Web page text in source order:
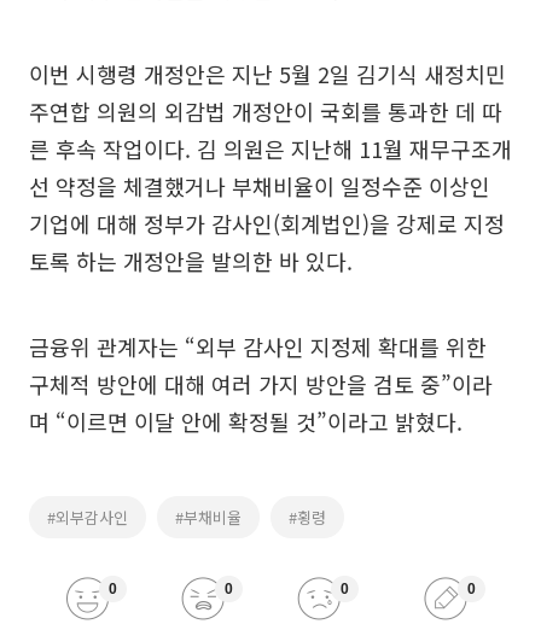
이번 시행령 개정안은 지난 5월 2일 김기식 새정치민
주연합 의원의 외감법 개정안이 국회를 통과한 데 따
른 후속 작업이다. 김 의원은 지난해 11월 재무구조개
선 약정을 체결했거나 부채비율이 일정수준 이상인
기업에 대해 정부가 감사인(회계법인)을 강제로 지정
토록 하는 개정안을 발의한 바 있다.
금융위 관계자는 “외부 감사인 지정제 확대를 위한
구체적 방안에 대해 여러 가지 방안을 검토 중”이라
며 “이르면 이달 안에 확정될 것”이라고 밝혔다.
#외부감사인 #부채비율 #횡령
0 0 0 0